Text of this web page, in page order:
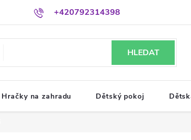
+420792314398
HLEDAT
Hračky na zahradu Dětský pokoj